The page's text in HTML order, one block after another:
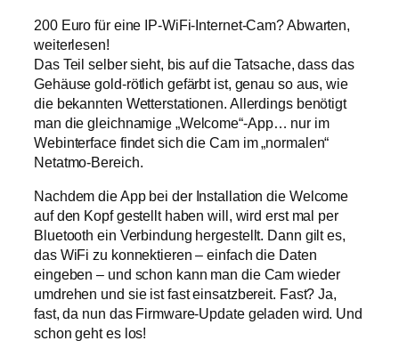
200 Euro für eine IP-WiFi-Internet-Cam? Abwarten,
weiterlesen!
Das Teil selber sieht, bis auf die Tatsache, dass das
Gehäuse gold-rötlich gefärbt ist, genau so aus, wie
die bekannten Wetterstationen. Allerdings benötigt
man die gleichnamige „Welcome“-App… nur im
Webinterface findet sich die Cam im „normalen“
Netatmo-Bereich.
Nachdem die App bei der Installation die Welcome
auf den Kopf gestellt haben will, wird erst mal per
Bluetooth ein Verbindung hergestellt. Dann gilt es,
das WiFi zu konnektieren – einfach die Daten
eingeben – und schon kann man die Cam wieder
umdrehen und sie ist fast einsatzbereit. Fast? Ja,
fast, da nun das Firmware-Update geladen wird. Und
schon geht es los!